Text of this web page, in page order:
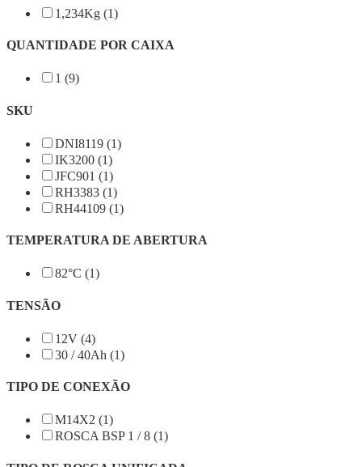
1,234Kg (1)
QUANTIDADE POR CAIXA
1 (9)
SKU
DNI8119 (1)
IK3200 (1)
JFC901 (1)
RH3383 (1)
RH44109 (1)
TEMPERATURA DE ABERTURA
82°C (1)
TENSÃO
12V (4)
30 / 40Ah (1)
TIPO DE CONEXÃO
M14X2 (1)
ROSCA BSP 1 / 8 (1)